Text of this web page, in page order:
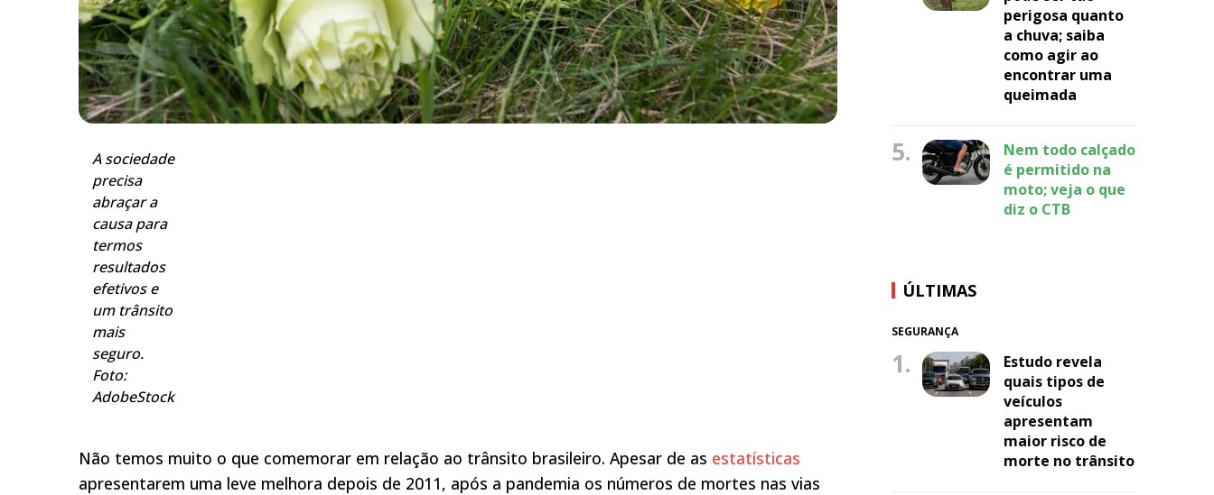
A sociedade
precisa
abraçar a
causa para
termos
resultados
efetivos e
um trânsito
mais
seguro.
Foto:
AdobeStock
Não temos muito o que comemorar em relação ao trânsito brasileiro. Apesar de as estatísticas
apresentarem uma leve melhora depois de 2011, após a pandemia os números de mortes nas vias
perigosa quanto
a chuva; saiba
como agir ao
encontrar uma
queimada
5.
Nem todo calçado
é permitido na
moto; veja o que
diz o CTB
ÚLTIMAS
SEGURANÇA
1.
Estudo revela
quais tipos de
veículos
apresentam
maior risco de
morte no trânsito